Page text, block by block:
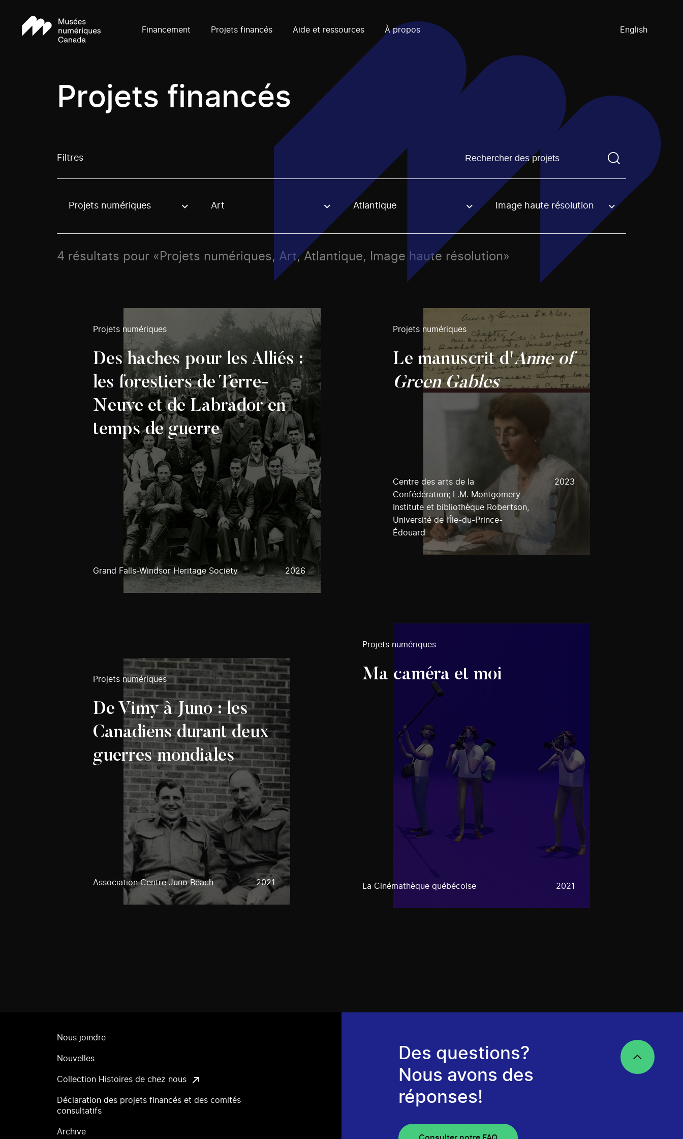
Financement Projets financés Aide et ressources À propos English
Projets financés
Filtres Trouvez un projetVous devez saisir un terme de
Use these options to filter projects by topic, stream or regon. The filter will be applied when selecting an option.
Projets numériques Art Atlantique Image haute résolution
4 résultats pour «Projets numériques, Art, Atlantique, Image haute résolution»
Projets numériques
Des haches pour les Alliés :
les forestiers de Terre-
Neuve et de Labrador en
temps de guerre
Grand Falls-Windsor Heritage Society 2026
Projets numériques
Le manuscrit d'Anne of
Green Gables
Centre des arts de la
Confédération; L.M. Montgomery
Institute et bibliothèque Robertson,
Université de l’Île-du-Prince-
Édouard
2023
Projets numériques
De Vimy à Juno : les
Canadiens durant deux
guerres mondiales
Association Centre Juno Beach 2021
Projets numériques
Ma caméra et moi
La Cinémathèque québécoise 2021
Nous joindre
Nouvelles
Collection Histoires de chez nous
Déclaration des projets financés et des comités
consultatifs
Archive
Des questions?
Nous avons des
réponses!